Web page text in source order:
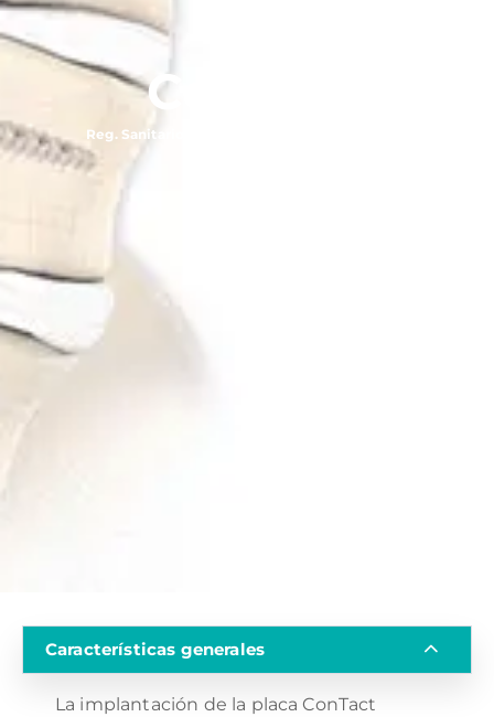
Contact
Reg. Sanitario: 0812C2010SSA / 1246E2007SSA
Características generales
La implantación de la placa ConTact